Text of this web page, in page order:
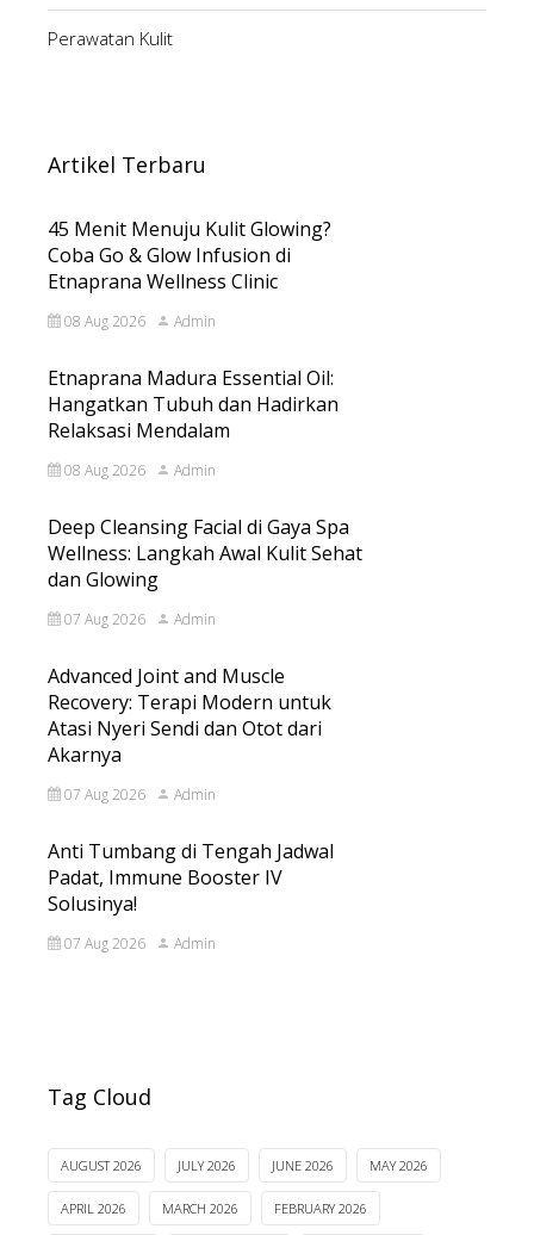
Perawatan Kulit
Artikel Terbaru
45 Menit Menuju Kulit Glowing?
Coba Go & Glow Infusion di
Etnaprana Wellness Clinic
08 Aug 2026 Admin
Etnaprana Madura Essential Oil:
Hangatkan Tubuh dan Hadirkan
Relaksasi Mendalam
08 Aug 2026 Admin
Deep Cleansing Facial di Gaya Spa
Wellness: Langkah Awal Kulit Sehat
dan Glowing
07 Aug 2026 Admin
Advanced Joint and Muscle
Recovery: Terapi Modern untuk
Atasi Nyeri Sendi dan Otot dari
Akarnya
07 Aug 2026 Admin
Anti Tumbang di Tengah Jadwal
Padat, Immune Booster IV
Solusinya!
07 Aug 2026 Admin
Tag Cloud
AUGUST 2026 JULY 2026 JUNE 2026 MAY 2026
APRIL 2026 MARCH 2026 FEBRUARY 2026